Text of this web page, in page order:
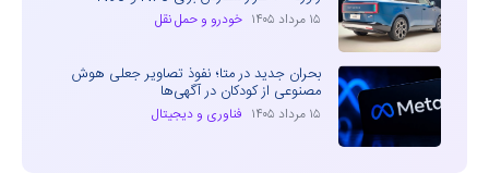
۱۵ مرداد ۱۴۰۵ خودرو و حمل نقل
بحران جدید در متا؛ نفوذ تصاویر جعلی هوش
مصنوعی از کودکان در آگهی‌ها
۱۵ مرداد ۱۴۰۵ فناوری و دیجیتال